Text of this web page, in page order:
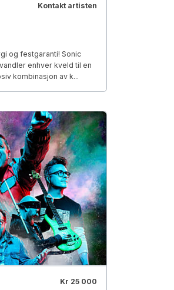
Kontakt artisten
og festgaranti! Sonic
enhver kveld til en
kombinasjon av k...
Kr 25 000